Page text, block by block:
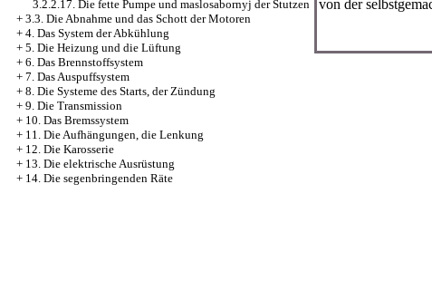
3.2.2.17. Die fette Pumpe und maslosabornyj der Stutzen
+ 3.3. Die Abnahme und das Schott der Motoren
+ 4. Das System der Abkühlung
+ 5. Die Heizung und die Lüftung
+ 6. Das Brennstoffsystem
+ 7. Das Auspuffsystem
+ 8. Die Systeme des Starts, der Zündung
+ 9. Die Transmission
+ 10. Das Bremssystem
+ 11. Die Aufhängungen, die Lenkung
+ 12. Die Karosserie
+ 13. Die elektrische Ausrüstung
+ 14. Die segenbringenden Räte
von der